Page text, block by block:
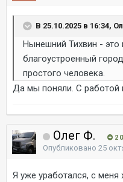
В 25.10.2025 в 16:34,
Нынешний Тихвин - это
благоустроенный
простого человека.
Да мы поняли. С работой
Олег Ф. 2
Опубликовано 25
Я уже уработался, с меня